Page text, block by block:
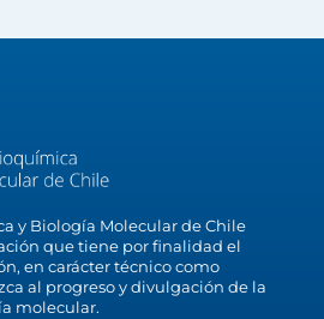
y Biología Molecular de Chile
que tiene por finalidad el
en carácter técnico como
al progreso y divulgación de la
molecular.